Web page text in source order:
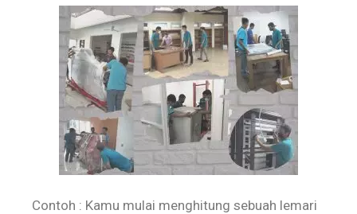
Contoh : Kamu mulai menghitung sebuah lemari